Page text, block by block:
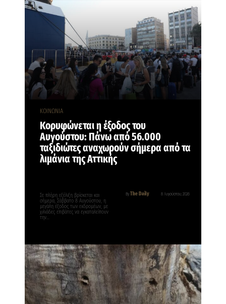
ΚΟΙΝΩΝΙΑ
Κορυφώνεται η έξοδος του
Αυγούστου: Πάνω από 56.000
ταξιδιώτες αναχωρούν σήμερα από τα
λιμάνια της Αττικής
By The Daily 8 Αυγούστου, 2026
Σε πλήρη εξέλιξη βρίσκεται και
σήμερα, Σάββατο 8 Αυγούστου, η
μεγάλη έξοδος των εκδρομέων, με
χιλιάδες επιβάτες να εγκαταλείπουν
την…